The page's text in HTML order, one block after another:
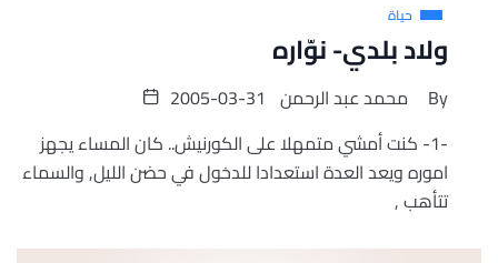
حياة
ولاد بلدي- نوّاره
By محمد عبد الرحمن
2005-03-31
-1- كنت أمشي متمهلا على الكورنيش.. كان المساء يجهز
اموره ويعد العدة استعدادا للدخول في حضن الليل, والسماء
تتأهب ,